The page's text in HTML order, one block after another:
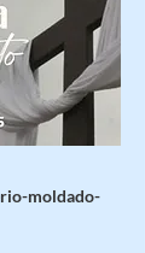
moldado-